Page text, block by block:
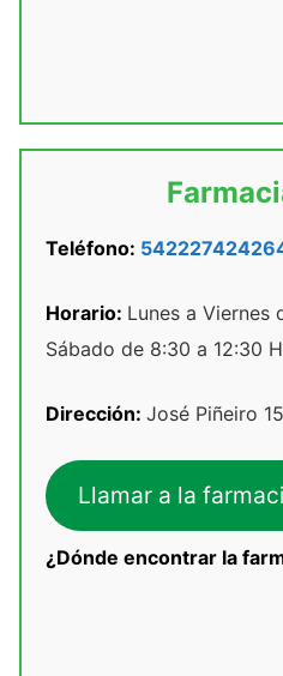
Teléfono:
Horario: Lunes a Viernes
Sábado de 8:30 a 12:30
Dirección: José Piñeiro
Llamar a la
¿Dónde encontrar la